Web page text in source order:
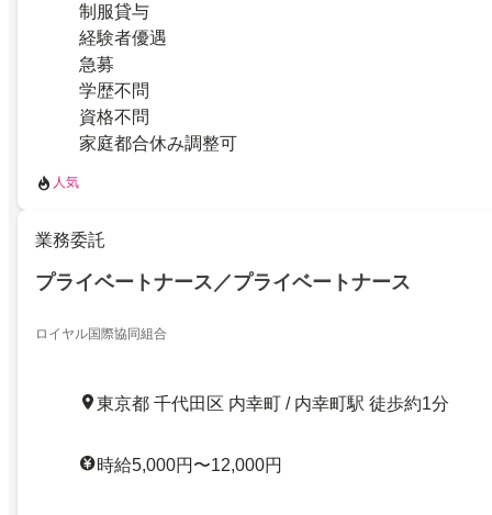
制服貸与
経験者優遇
急募
学歴不問
資格不問
家庭都合休み調整可
人気
業務委託
プライベートナース／プライベートナース
ロイヤル国際協同組合
東京都 千代田区 内幸町 / 内幸町駅 徒歩約1分
時給5,000円〜12,000円